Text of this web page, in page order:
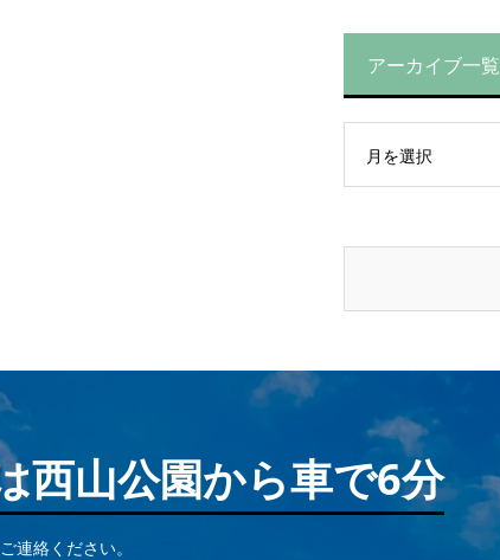
アーカイブ一覧
月を選択
西山公園から車で6分
連絡ください。